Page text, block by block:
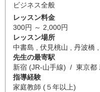
ビジネス全般
レッスン料金
300円 ～ 2,000円
レッスン場所
中書島 , 伏見桃山 , 丹波橋
先生の最寄駅
新宿 (JR-山手線) / 東京都
指導経験
家庭教師 (５年以上)